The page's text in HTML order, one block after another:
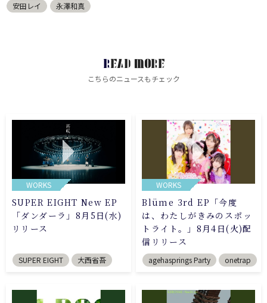
安田レイ 永澤和真
READ MORE
こちらのニュースもチェック
WORKS
SUPER EIGHT New EP
「ダンダーラ」8月5日(水)
リリース
SUPER EIGHT 大西省吾
WORKS
Blüme 3rd EP「今度
は、わたしがきみのスポッ
トライト。」8月4日(火)配
信リリース
agehasprings Party onetrap